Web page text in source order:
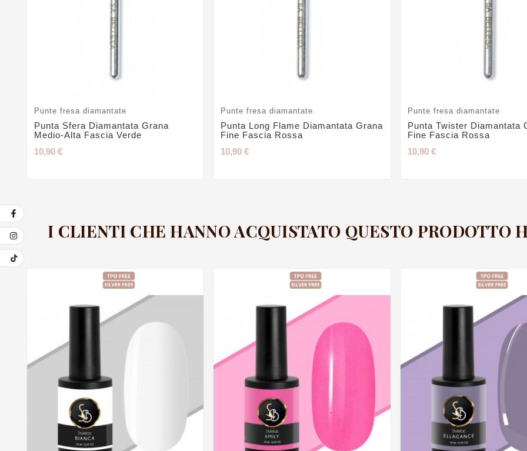
Punte fresa diamantate
Punta Sfera Diamantata Grana
Medio-Alta Fascia Verde
10,90 €
Punte fresa diamantate
Punta Long Flame Diamantata Grana
Fine Fascia Rossa
10,90 €
Punte fresa diamantate
Punta Twister Diamantata
Fine Fascia Rossa
10,90 €
I CLIENTI CHE HANNO ACQUISTATO QUESTO PRODOTTO